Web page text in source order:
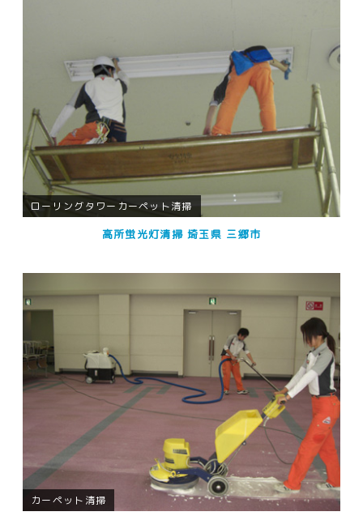
ローリングタワーカーペット清掃
高所蛍光灯清掃 埼玉県 三郷市
カーペット清掃